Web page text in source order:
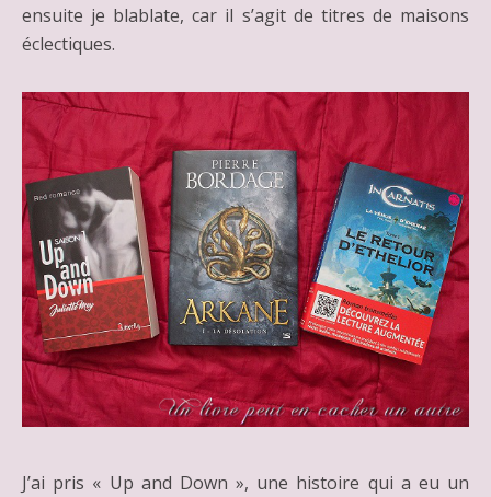
ensuite je blablate, car il s’agit de titres de maisons
éclectiques.
J’ai pris « Up and Down », une histoire qui a eu un